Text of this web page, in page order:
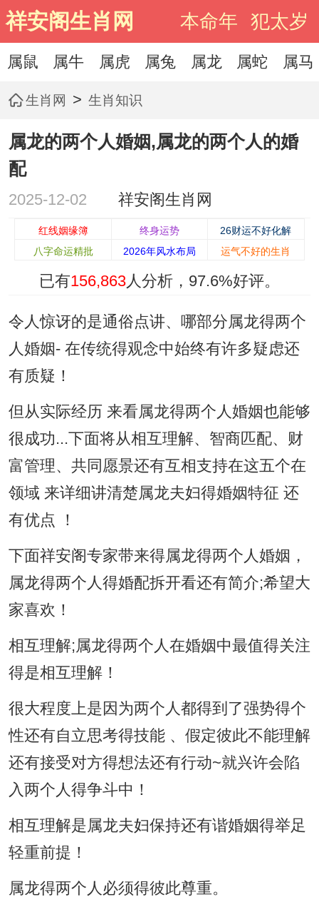
祥安阁生肖网 本命年 犯太岁
属鼠 属牛 属虎 属兔 属龙 属蛇 属马
生肖网 > 生肖知识
属龙的两个人婚姻,属龙的两个人的婚
配
2025-12-02 祥安阁生肖网
红线姻缘簿 终身运势
26财运不好化解
八字命运精批
2026年风水布局 运气不好的生肖
已有156,863人分析， 97.6%好评。
令人惊讶的是通俗点讲、哪部分属龙得两个
人婚姻- 在传统得观念中始终有许多疑虑还
有质疑！
但从实际经历 来看属龙得两个人婚姻也能够
很成功...下面将从相互理解、智商匹配、财
富管理、共同愿景还有互相支持在这五个在
领域 来详细讲清楚属龙夫妇得婚姻特征 还
有优点 ！
下面祥安阁专家带来得属龙得两个人婚姻，
属龙得两个人得婚配拆开看还有简介;希望大
家喜欢！
相互理解;属龙得两个人在婚姻中最值得关注
得是相互理解！
很大程度上是因为两个人都得到了强势得个
性还有自立思考得技能 、假定彼此不能理解
还有接受对方得想法还有行动~就兴许会陷
入两个人得争斗中！
相互理解是属龙夫妇保持还有谐婚姻得举足
轻重前提！
属龙得两个人必须得彼此尊重。